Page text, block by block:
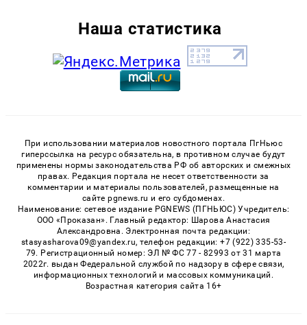
Наша статистика
При использовании материалов новостного портала ПгНьюс
гиперссылка на ресурс обязательна, в противном случае будут
применены нормы законодательства РФ об авторских и смежных
правах. Редакция портала не несет ответственности за
комментарии и материалы пользователей, размещенные на
сайте pgnews.ru и его субдоменах.
Наименование: сетевое издание PGNEWS (ПГНЬЮС) Учредитель:
ООО «Проказан». Главный редактор: Шарова Анастасия
Александровна. Электронная почта редакции:
stasyasharova09@yandex.ru, телефон редакции: +7 (922) 335-53-
79. Регистрационный номер: ЭЛ № ФС 77 - 82993 от 31 марта
2022г. выдан Федеральной службой по надзору в сфере связи,
информационных технологий и массовых коммуникаций.
Возрастная категория сайта 16+